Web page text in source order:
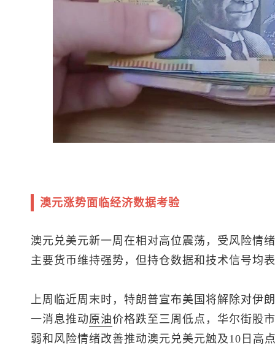
澳元涨势面临经济数据考验
澳元兑美元新一周在相对高位震荡，受风险情
主要货币维持强势，但持仓数据和技术信号均
上周临近周末时，特朗普宣布美国将解除对伊
一消息推动原油价格跌至三周低点，华尔街股
弱和风险情绪改善推动澳元兑美元触及10日高